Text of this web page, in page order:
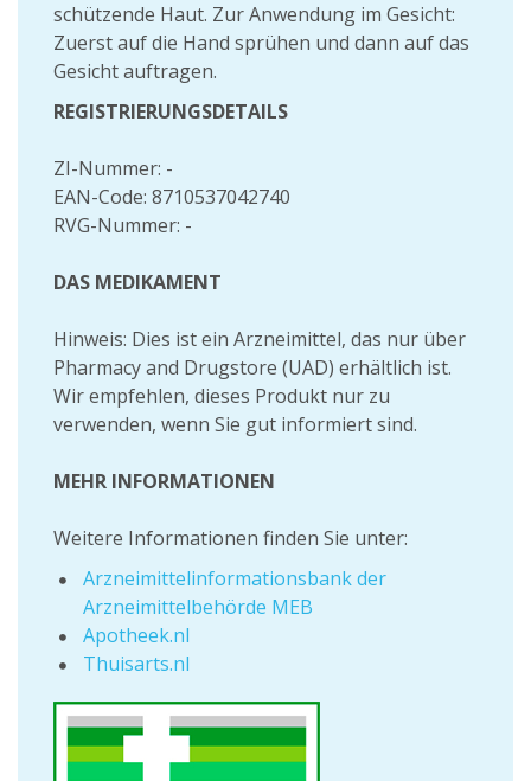
schützende Haut. Zur Anwendung im Gesicht:
Zuerst auf die Hand sprühen und dann auf das
Gesicht auftragen.
REGISTRIERUNGSDETAILS
ZI-Nummer: -
EAN-Code: 8710537042740
RVG-Nummer: -
DAS MEDIKAMENT
Hinweis: Dies ist ein Arzneimittel, das nur über
Pharmacy and Drugstore (UAD) erhältlich ist.
Wir empfehlen, dieses Produkt nur zu
verwenden, wenn Sie gut informiert sind.
MEHR INFORMATIONEN
Weitere Informationen finden Sie unter:
Arzneimittelinformationsbank der
Arzneimittelbehörde MEB
Apotheek.nl
Thuisarts.nl